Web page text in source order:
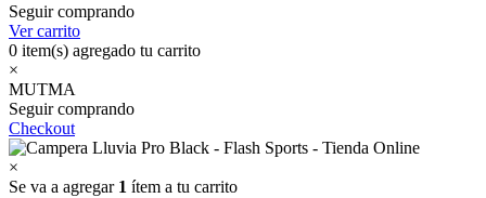
Seguir comprando
Ver carrito
0 item(s) agregado tu carrito
×
MUTMA
Seguir comprando
Checkout
×
Se va a agregar 1 ítem a tu carrito